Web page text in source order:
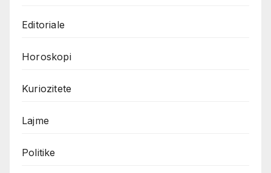
Editoriale
Horoskopi
Kuriozitete
Lajme
Politike